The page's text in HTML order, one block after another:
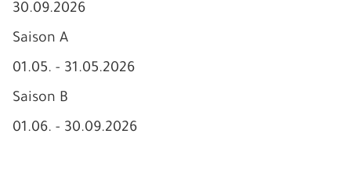
30.09.2026
Saison A
01.05. - 31.05.2026
Saison B
01.06. - 30.09.2026